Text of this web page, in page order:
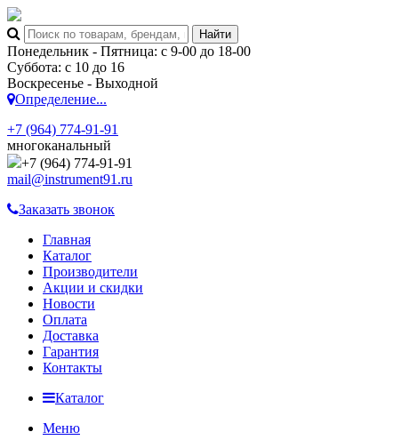
Понедельник - Пятница: с 9-00 до 18-00
Суббота: с 10 до 16
Воскресенье - Выходной
Определение...
+7 (964) 774-91-91
многоканальный
+7 (964) 774-91-91
mail@instrument91.ru
Заказать звонок
Главная
Каталог
Производители
Акции и скидки
Новости
Оплата
Доставка
Гарантия
Контакты
Каталог
Меню